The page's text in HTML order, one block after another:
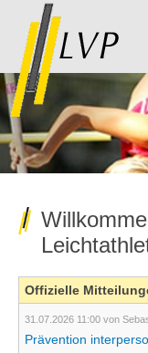
Offizielle
31.07.2026 11:00von
Prävention